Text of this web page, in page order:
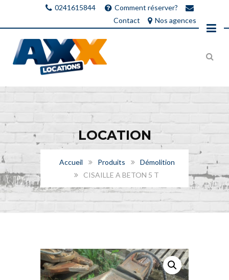
0241615844
Comment réserver?
Contact
Nos agences
LOCATION
Accueil Produits
Démolition
CISAILLE A BETON 5 T